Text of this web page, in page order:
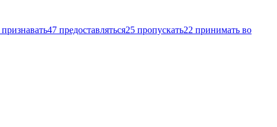
признавать47 предоставляться25 пропускать22 принимать во